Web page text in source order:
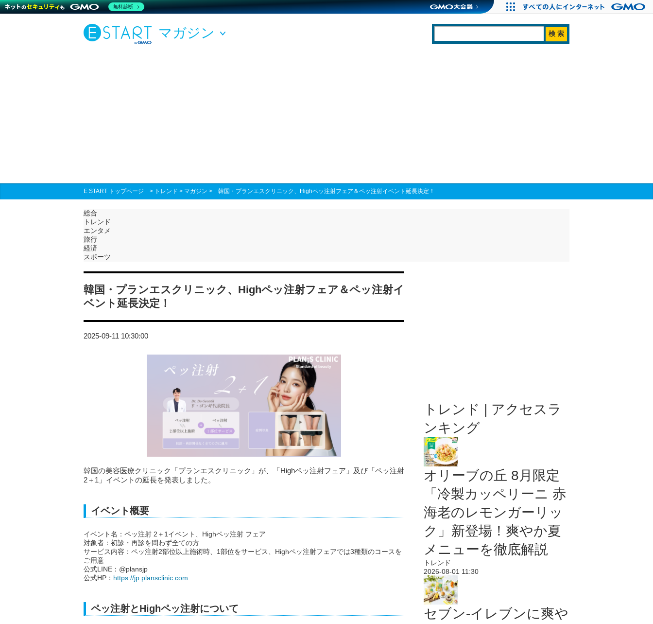
マガジン
E START トップページ > トレンド > マガジン > 韓国・プランエスクリニック、Highペッ注射フェア＆ペッ注射イベント延長決定！
総合
トレンド
エンタメ
旅行
経済
スポーツ
韓国・プランエスクリニック、Highペッ注射フェア＆ペッ注射イ
ベント延長決定！
2025-09-11 10:30:00
韓国の美容医療クリニック「プランエスクリニック」が、「Highペッ注射フェア」及び「ペッ注射
2＋1」イベントの延長を発表しました。
イベント概要
イベント名：ペッ注射 2＋1イベント、Highペッ注射 フェア
対象者：初診・再診を問わず全ての方
サービス内容：ペッ注射2部位以上施術時、1部位をサービス、Highペッ注射フェアでは3種類のコースを
ご用意
公式LINE：@plansjp
公式HP： https://jp.plansclinic.com
ペッ注射とHighペッ注射について
トレンド | アクセスラ
ンキング
オリーブの丘 8月限定
「冷製カッペリーニ 赤
海老のレモンガーリッ
ク」新登場！爽やか夏
メニューを徹底解説
トレンド
2026-08-01 11:30
セブン‐イレブンに爽や
無料診断